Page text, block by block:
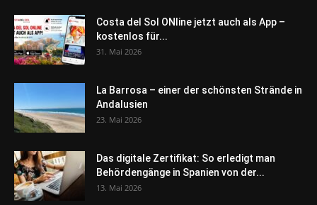
Costa del Sol ONline jetzt auch als App –
kostenlos für...
31. Mai 2026
La Barrosa – einer der schönsten Strände in
Andalusien
23. Mai 2026
Das digitale Zertifikat: So erledigt man
Behördengänge in Spanien von der...
13. Mai 2026